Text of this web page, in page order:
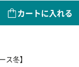
カートに入れる
ス冬】